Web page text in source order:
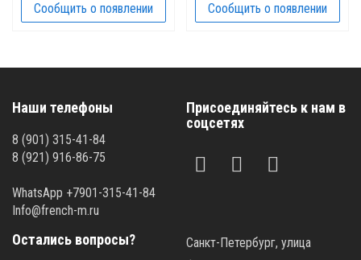
Сообщить о появлении Сообщить о появлении
Наши телефоны
8 (901) 315-41-84
8 (921) 916-86-75
WhatsApp +7901-315-41-84
Info@french-m.ru
Присоединяйтесь к нам в
соцсетях
Остались вопросы?
Санкт-Петербург, улица